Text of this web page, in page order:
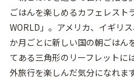
ごはんを楽しめるカフェレスト
WORLD」。アメリカ、イギリ
か月ごとに新しい国の朝ごはん
てある三角形のリーフレットに
外旅行を楽しんだ気分になれま